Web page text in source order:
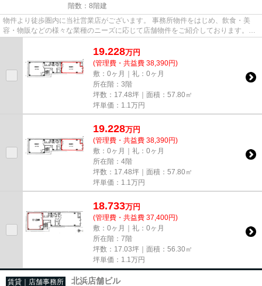
階数：8階建
物件より徒歩圏内に当社営業店がございます。 事務所物件をはじめ、飲食・美
容・物販などの様々な業種のニーズに応じて店舗物件をご紹介しております。
尚、弊社ではおとり広告は一切...
19.228万円
(管理費・共益費 38,390円)
敷：0ヶ月｜礼：0ヶ月
所在階：3階
坪数：17.48坪｜面積：57.80㎡
坪単価： 1.1 万円
19.228万円
(管理費・共益費 38,390円)
敷：0ヶ月｜礼：0ヶ月
所在階：4階
坪数：17.48坪｜面積：57.80㎡
坪単価： 1.1 万円
18.733万円
(管理費・共益費 37,400円)
敷：0ヶ月｜礼：0ヶ月
所在階：7階
坪数：17.03坪｜面積：56.30㎡
坪単価： 1.1 万円
賃貸｜店舗事務所 北浜店舗ビル